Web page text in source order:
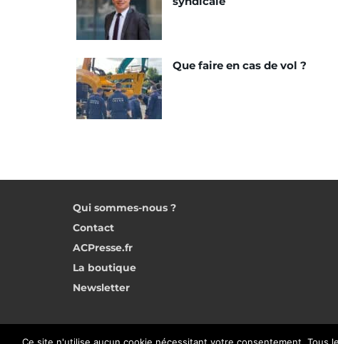
Que faire en cas de vol ?
Qui sommes-nous ?
Contact
ACPresse.fr
La boutique
Newsletter